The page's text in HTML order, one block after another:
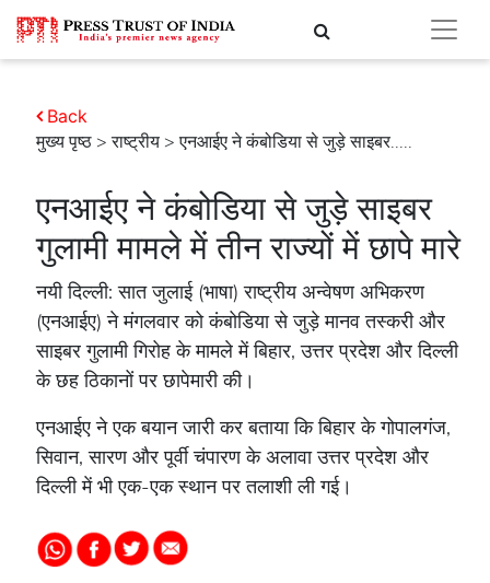
मुख्य पृष्ठ >राष्ट्रीय > एनआईए ने कंबोडिया से जुड़े साइबर.....
Back
एनआईए ने कंबोडिया से जुड़े साइबर
गुलामी मामले में तीन राज्यों में छापे मारे
नयी दिल्ली: सात जुलाई (भाषा) राष्ट्रीय अन्वेषण अभिकरण
(एनआईए) ने मंगलवार को कंबोडिया से जुड़े मानव तस्करी और
साइबर गुलामी गिरोह के मामले में बिहार, उत्तर प्रदेश और दिल्ली
के छह ठिकानों पर छापेमारी की।
एनआईए ने एक बयान जारी कर बताया कि बिहार के गोपालगंज,
सिवान, सारण और पूर्वी चंपारण के अलावा उत्तर प्रदेश और
दिल्ली में भी एक-एक स्थान पर तलाशी ली गई।